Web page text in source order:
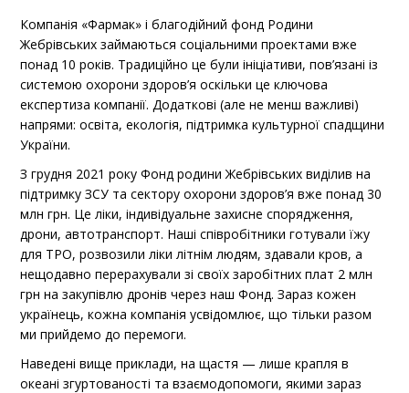
Компанія «Фармак» і благодійний фонд Родини
Жебрівських займаються соціальними проектами вже
понад 10 років. Традиційно це були ініціативи, пов’язані із
системою охорони здоров’я оскільки це ключова
експертиза компанії. Додаткові (але не менш важливі)
напрями: освіта, екологія, підтримка культурної спадщини
України.
З грудня 2021 року Фонд родини Жебрівських виділив на
підтримку ЗСУ та сектору охорони здоров’я вже понад 30
млн грн. Це ліки, індивідуальне захисне спорядження,
дрони, автотранспорт. Наші співробітники готували їжу
для ТРО, розвозили ліки літнім людям, здавали кров, а
нещодавно перерахували зі своїх заробітних плат 2 млн
грн на закупівлю дронів через наш Фонд. Зараз кожен
українець, кожна компанія усвідомлює, що тільки разом
ми прийдемо до перемоги.
Наведені вище приклади, на щастя — лише крапля в
океані згуртованості та взаємодопомоги, якими зараз